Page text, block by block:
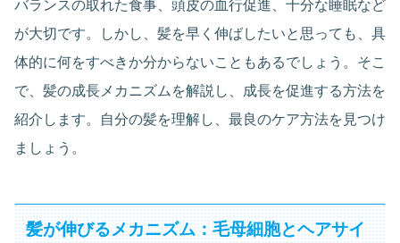
バランスの取れた食事、頭皮の血行促進、十分な睡眠など
が大切です。しかし、髪を早く伸ばしたいと思っても、具
体的に何をすべきか分からないこともあるでしょう。そこ
で、髪の成長メカニズムを解説し、成長を促進する方法を
紹介します。自分の髪を理解し、最良のケア方法を見つけ
ましょう。
髪が伸びるメカニズム：毛母細胞とヘアサイ